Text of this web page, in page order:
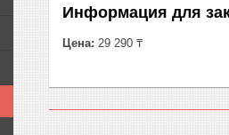
Информация для
Цена: 29 290 ₸